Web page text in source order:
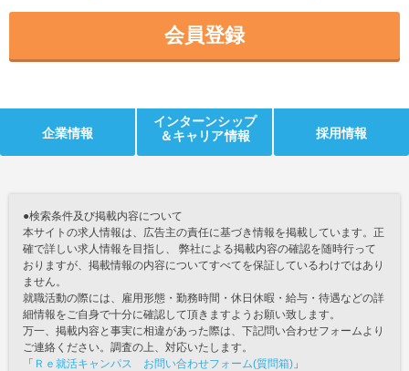
会員登録
企業情報
インターンシップ
＆キャリア情報
採用情報
●検索条件及び掲載内容について
本サイトの求人情報は、広告主の責任に基づき情報を掲載しています。正
確で詳しい求人情報を目指し、 弊社による掲載内容の確認を随時行って
おりますが、掲載情報の内容についてすべてを保証しているわけではあり
ません。
就職活動の際には、雇用形態・勤務時間・休日休暇・給与・待遇などの詳
細情報をご自身で十分に確認して頂きますようお願い致します。
万一、掲載内容と事実に相違があった際は、下記問い合わせフォームより
ご連絡ください。調査の上、対応いたします。
「 Ｒｅ就活キャンパス お問い合わせフォーム(質問箱) 」